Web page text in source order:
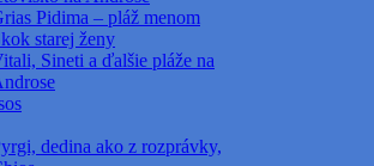
Pidima – pláž menom
starej ženy
Sineti a ďalšie pláže na
dedina ako z rozprávky,